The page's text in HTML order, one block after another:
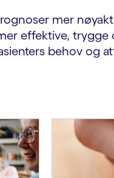
mer
effektive, trygge
behov og